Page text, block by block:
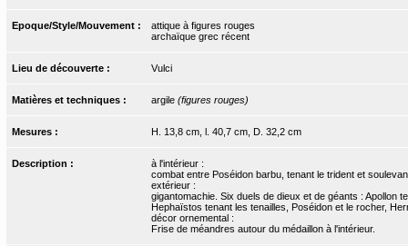
Epoque/Style/Mouvement :
attique à figures rouges
archaïque grec récent
Lieu de découverte : Vulci
Matières et techniques : argile (figures rouges)
Mesures : H. 13,8 cm, l. 40,7 cm, D. 32,2 cm
Description :
à l'intérieur :
combat entre Poséidon barbu, tenant le trident et
extérieur :
gigantomachie. Six duels de dieux et de géants : Apollon
Hephaïstos tenant les tenailles, Poséidon et le rocher,
décor ornemental :
Frise de méandres autour du médaillon à l'intérieur.